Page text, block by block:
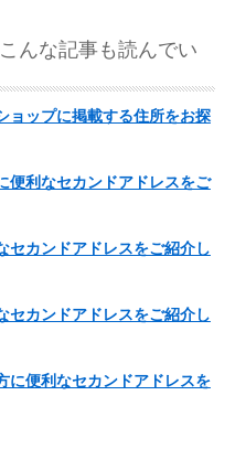
んな記事も読んでい
ョップに掲載する住所をお探
便利なセカンドアドレスをご
セカンドアドレスをご紹介し
セカンドアドレスをご紹介し
に便利なセカンドアドレスを